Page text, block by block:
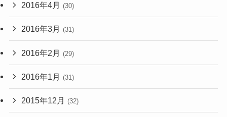
2016年4月 (30)
2016年3月 (31)
2016年2月 (29)
2016年1月 (31)
2015年12月 (32)